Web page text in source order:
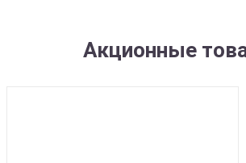
Акционные